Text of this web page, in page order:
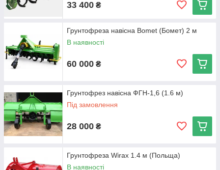
зазвичай дивляться на потужність трактора, сам ґрунт
33 400 ₴
Грунтофреза навісна Bomet (Бомет) 2 м
В наявності
60 000 ₴
Грунтофрез навісна ФГН-1,6 (1.6 м)
Під замовлення
28 000 ₴
Грунтофреза Wirax 1.4 м (Польща)
В наявності